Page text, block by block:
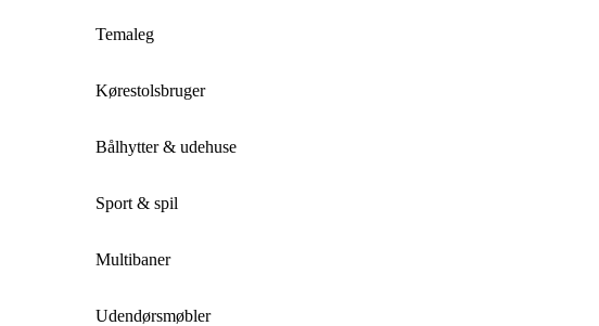
Temaleg
Kørestolsbruger
Bålhytter & udehuse
Sport & spil
Multibaner
Udendørsmøbler